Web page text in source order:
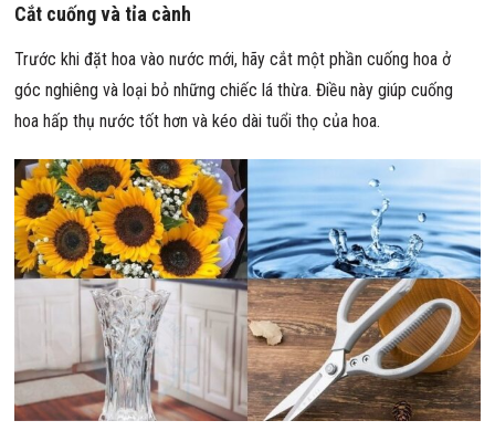
Cắt cuống và tỉa cành
Trước khi đặt hoa vào nước mới, hãy cắt một phần cuống hoa ở
góc nghiêng và loại bỏ những chiếc lá thừa. Điều này giúp cuống
hoa hấp thụ nước tốt hơn và kéo dài tuổi thọ của hoa.